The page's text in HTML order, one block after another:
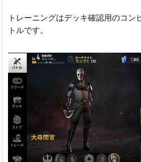
トレーニングはデッキ確認用のコン
トルです。